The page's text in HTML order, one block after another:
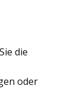
die
oder